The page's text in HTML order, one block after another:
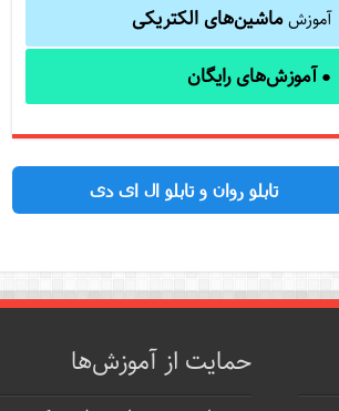
آموزشماشین‌های الکتریکی
●آموزش‌های رایگان
تابلو روان و تابلو ال ای دی
حمایت از آموزش‌ها